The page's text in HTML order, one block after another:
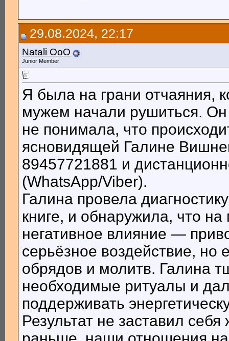
29.08.2024, 22:17
Natali OoO
Junior Member
Я была на грани отчаяния,
мужем начали рушиться.
не понимала, что
ясновидящей Галине
89457721881 и
(WhatsApp/Viber).
Галина провела
книге, и обнаружила, что
негативное влияние —
серьёзное воздействие,
обрядов и молитв. Галина
необходимые ритуалы и
поддерживать
Результат не заставил